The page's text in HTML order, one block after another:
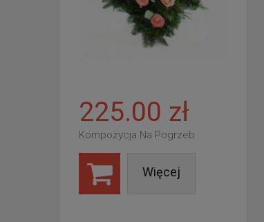
225.00 zł
Kompozycja Na Pogrzeb
Więcej